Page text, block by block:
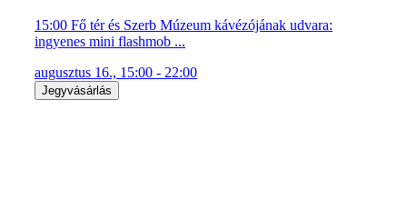
15:00 Fő tér és Szerb Múzeum kávézójának udvara:
ingyenes mini flashmob ...
augusztus 16., 15:00 - 22:00
Jegyvásárlás